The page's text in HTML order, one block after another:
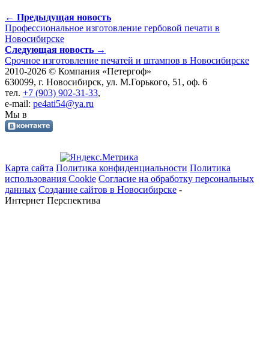
← Предыдущая новость
Профессиональное изготовление гербовой печати в
Новосибирске
Следующая новость →
Срочное изготовление печатей и штампов в Новосибирске
2010-2026 © Компания «Петергоф»
630099, г. Новосибирск, ул. М.Горького, 51, оф. 6
тел. +7 (903) 902-31-33,
e-mail: pe4ati54@ya.ru
Мы в
Карта сайта Политика конфиденциальности Политика
использования Cookie Согласие на обработку персональных
данных Создание сайтов в Новосибирске -
Интернет Перспектива